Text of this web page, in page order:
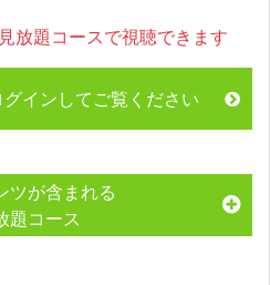
放題コースで視聴できます
インしてご覧ください
ツが含まれる
題コース